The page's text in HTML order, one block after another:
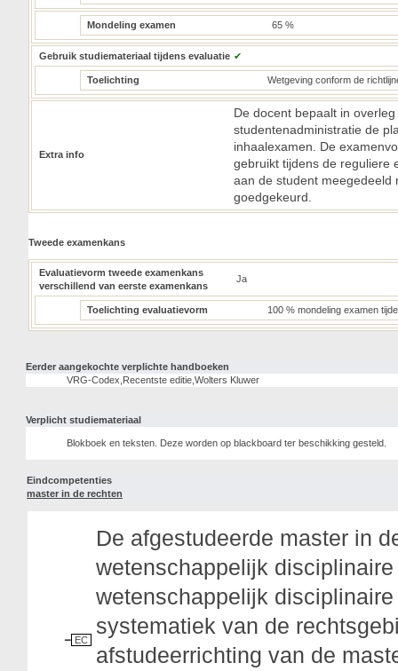
Mondeling examen 65 %
Gebruik studiemateriaal tijdens evaluatie ✔
Toelichting Wetgeving conform de
Extra info
De docent bepaalt in
studentenadministratie de
inhaalexamen. De
gebruikt tijdens de reguliere
aan de student meegedeeld
goedgekeurd.
Tweede examenkans
Evaluatievorm tweede examenkans
verschillend van eerste examenkans
Ja
Toelichting evaluatievorm 100 % mondeling examen
Eerder aangekochte verplichte handboeken
VRG-Codex,Recentste editie,Wolters Kluwer
Verplicht studiemateriaal
Blokboek en teksten. Deze worden op blackboard ter beschikking gesteld.
Eindcompetenties
master in de rechten
EC
De afgestudeerde master in
wetenschappelijk
wetenschappelijk
systematiek van de
afstudeerrichting van de